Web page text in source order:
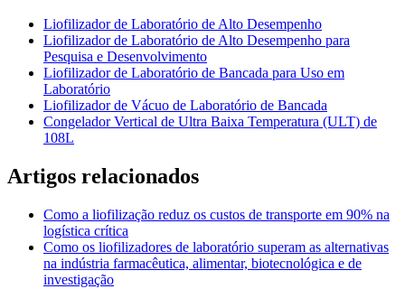
Liofilizador de Laboratório de Alto Desempenho
Liofilizador de Laboratório de Alto Desempenho para
Pesquisa e Desenvolvimento
Liofilizador de Laboratório de Bancada para Uso em
Laboratório
Liofilizador de Vácuo de Laboratório de Bancada
Congelador Vertical de Ultra Baixa Temperatura (ULT) de
108L
Artigos relacionados
Como a liofilização reduz os custos de transporte em 90% na
logística crítica
Como os liofilizadores de laboratório superam as alternativas
na indústria farmacêutica, alimentar, biotecnológica e de
investigação